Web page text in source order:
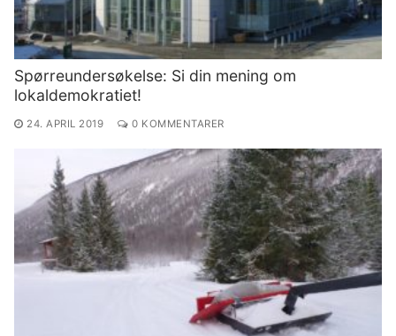
Spørreundersøkelse: Si din mening om
lokaldemokratiet!
24. APRIL 2019 0 KOMMENTARER